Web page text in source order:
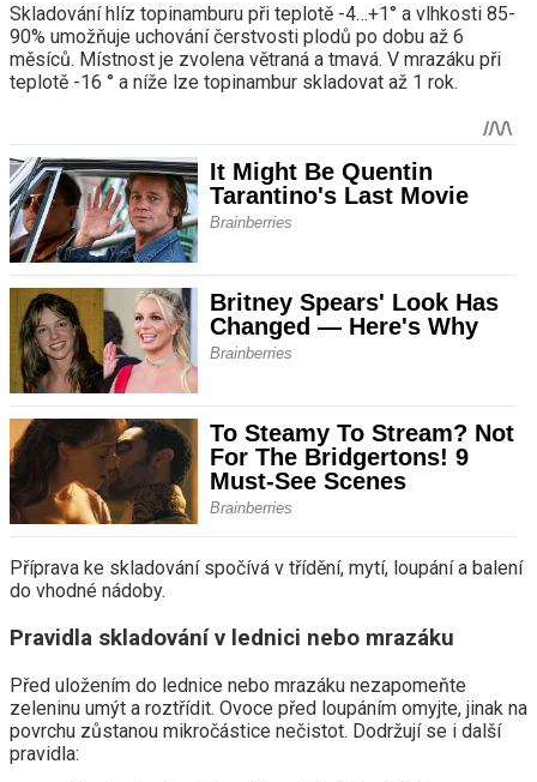
Skladování hlíz topinamburu při teplotě -4…+1° a vlhkosti 85-
90% umožňuje uchování čerstvosti plodů po dobu až 6
měsíců. Místnost je zvolena větraná a tmavá. V mrazáku při
teplotě -16 ° a níže lze topinambur skladovat až 1 rok.
Příprava ke skladování spočívá v třídění, mytí, loupání a balení
do vhodné nádoby.
Pravidla skladování v lednici nebo mrazáku
Před uložením do lednice nebo mrazáku nezapomeňte
zeleninu umýt a roztřídit. Ovoce před loupáním omyjte, jinak na
povrchu zůstanou mikročástice nečistot. Dodržují se i další
pravidla: